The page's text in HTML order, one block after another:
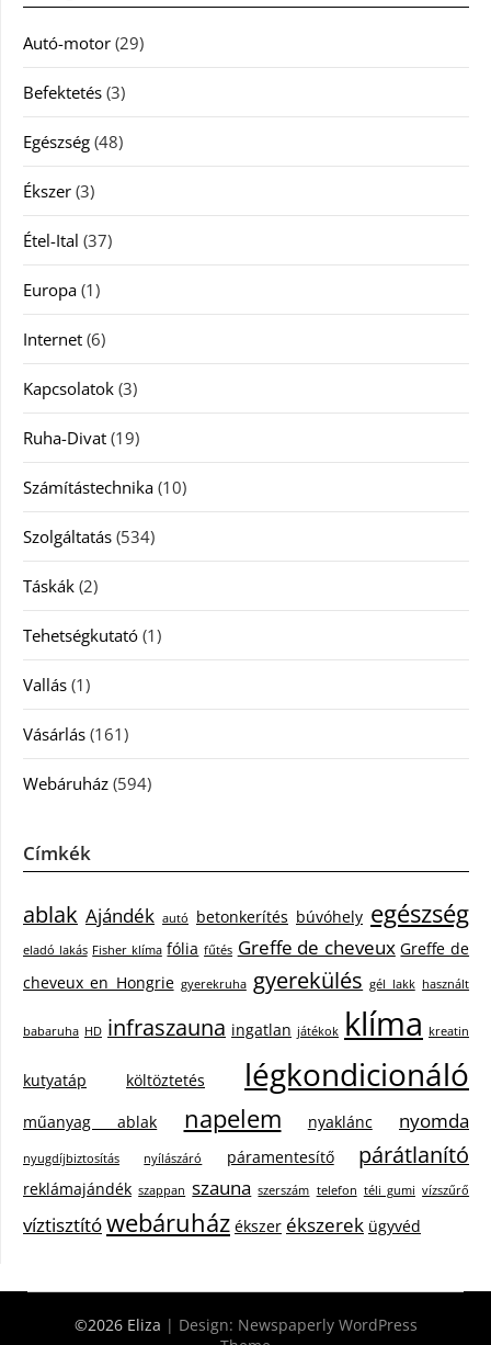
Autó-motor (29)
Befektetés (3)
Egészség (48)
Ékszer (3)
Étel-Ital (37)
Europa (1)
Internet (6)
Kapcsolatok (3)
Ruha-Divat (19)
Számítástechnika (10)
Szolgáltatás (534)
Táskák (2)
Tehetségkutató (1)
Vallás (1)
Vásárlás (161)
Webáruház (594)
Címkék
ablak Ajándék autó betonkerítés búvóhely egészség
eladó lakás Fisher klíma fólia fűtés Greffe de cheveux Greffe de
cheveux en Hongrie gyerekruha gyerekülés gél lakk használt
babaruha HD infraszauna ingatlan játékok klíma kreatin
kutyatáp költöztetés légkondicionáló
műanyag ablak napelem nyaklánc nyomda
nyugdíjbiztosítás nyílászáró páramentesítő párátlanító
reklámajándék szappan szauna szerszám telefon téli gumi vízszűrő
víztisztítówebáruház ékszer ékszerek ügyvéd
©2026 Eliza | Design: Newspaperly WordPress